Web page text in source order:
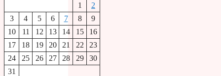
1
2
3
4 5 6 7 8
9
10
11 12 13 14 15
16
17
18 19 20 21 22
23
24
25 26 27 28 29
30
31